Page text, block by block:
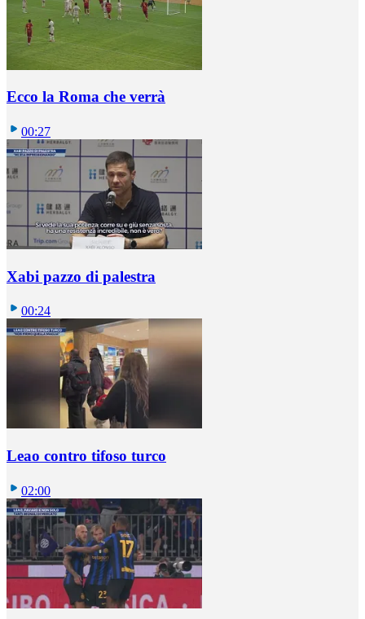
Ecco la Roma che verrà
00:27
Xabi pazzo di palestra
00:24
Leao contro tifoso turco
02:00